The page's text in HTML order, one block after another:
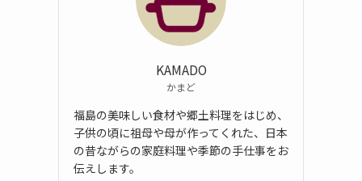
KAMADO
かまど
福島の美味しい食材や郷土料理をはじめ、
子供の頃に祖母や母が作ってくれた、日本
の昔ながらの家庭料理や季節の手仕事をお
伝えします。